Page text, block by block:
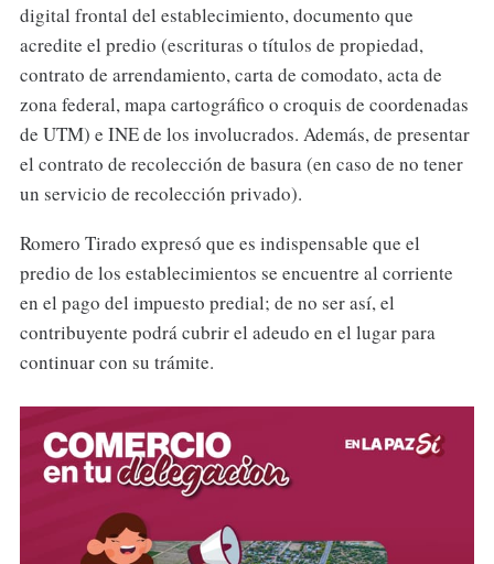
digital frontal del establecimiento, documento que
acredite el predio (escrituras o títulos de propiedad,
contrato de arrendamiento, carta de comodato, acta de
zona federal, mapa cartográfico o croquis de coordenadas
de UTM) e INE de los involucrados. Además, de presentar
el contrato de recolección de basura (en caso de no tener
un servicio de recolección privado).
Romero Tirado expresó que es indispensable que el
predio de los establecimientos se encuentre al corriente
en el pago del impuesto predial; de no ser así, el
contribuyente podrá cubrir el adeudo en el lugar para
continuar con su trámite.